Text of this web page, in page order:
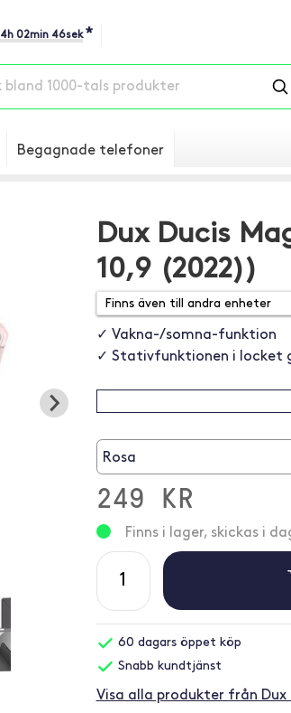
4h 02min 45sek *
Begagnade telefoner
Dux Ducis
10,9 (2022))
✓ Vakna-/somna-funktion
✓ Stativfunktionen i locket
Rosa
249 KR
Finns i lager, skickas i
60 dagars öppet köp
Snabb kundtjänst
Visa alla produkter från Dux